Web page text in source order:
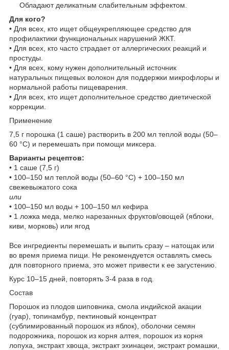
Обладают деликатным слабительным эффектом.
Для кого?
• Для всех, кто ищет общеукрепляющее средство для
профилактики функциональных нарушений ЖКТ.
• Для всех, кто часто страдает от аллергических реакций и
простуды.
• Для всех, кому нужен дополнительный источник
натуральных пищевых волокон для поддержки микрофлоры и
нормальной работы пищеварения.
• Для всех, кто ищет дополнительное средство диетической
коррекции.
Применение
7,5 г порошка (1 саше) растворить в 200 мл теплой воды (50–
60 °С) и перемешать при помощи миксера.
Варианты рецептов:
• 1 саше (7,5 г)
• 100–150 мл теплой воды (50–60 °С) + 100–150 мл
свежевыжатого сока
или
• 100–150 мл воды + 100–150 мл кефира
• 1 ложка меда, мелко нарезанных фруктов/овощей (яблоки,
киви, морковь) или ягод
Все ингредиенты перемешать и выпить сразу – натощак или
во время приема пищи. Не рекомендуется оставлять смесь
для повторного приема, это может привести к ее загустению.
Курс 10–15 дней, повторять 3-4 раза в год.
Состав
Порошок из плодов шиповника, смола индийской акации
(гуар), топинамбур, пектиновый концентрат
(сублимированный порошок из яблок), оболочки семян
подорожника, порошок из корня алтея, порошок из корня
лопуха, экстракт хвоща, экстракт эхинацеи, экстракт ромашки,